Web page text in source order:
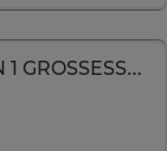
COUSSIN 2 EN 1 GROSSESSE ET ALLAITEMENT